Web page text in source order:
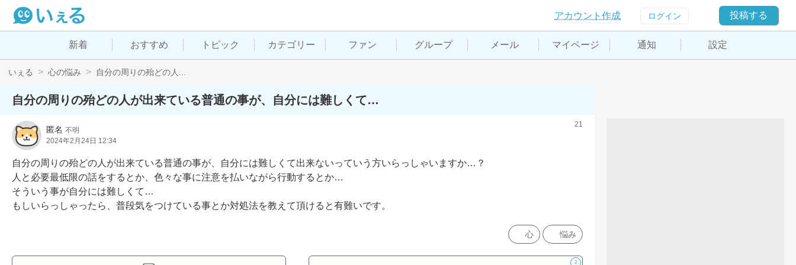
アカウント作成 ログイン 投稿する
新着 おすすめ トピック カテゴリー ファン グループ メール マイページ 通知 設定
いぇる 心の悩み 自分の周りの殆どの人...
自分の周りの殆どの人が出来ている普通の事が、自分には難しくて…
匿名 不明
2024年2月24日 12:34
21
自分の周りの殆どの人が出来ている普通の事が、自分には難しくて出来ないっていう方いらっしゃいますか…？
人と必要最低限の話をするとか、色々な事に注意を払いながら行動するとか…
そういう事が自分には難しくて…
もしいらっしゃったら、普段気をつけている事とか対処法を教えて頂けると有難いです。
心 悩み
2